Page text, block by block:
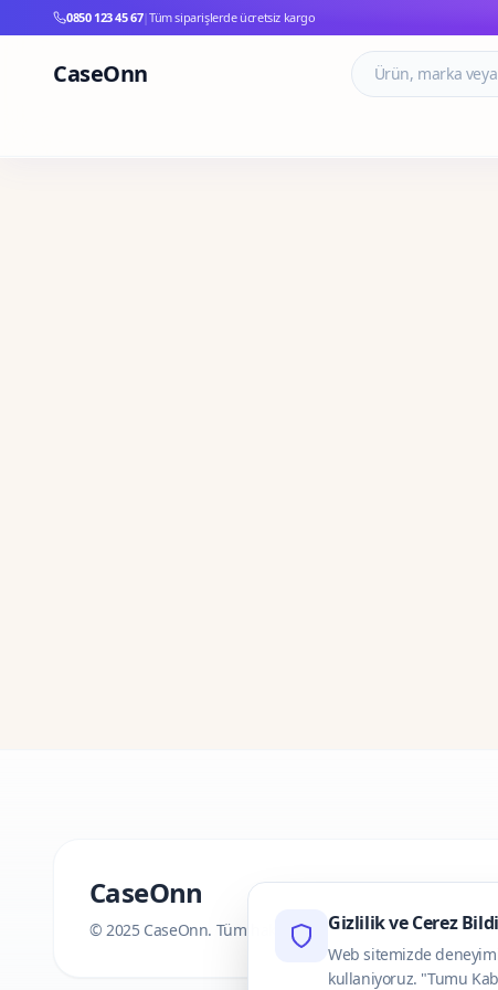
0850 123 45 67|Tüm siparişlerde ücretsiz kargo
CaseOnn
CaseOnn
© 2025 CaseOnn. Tüm hakları saklıdır.Gizlilik ve Cerez
Web sitemizde
kullaniyoruz. "Tumu